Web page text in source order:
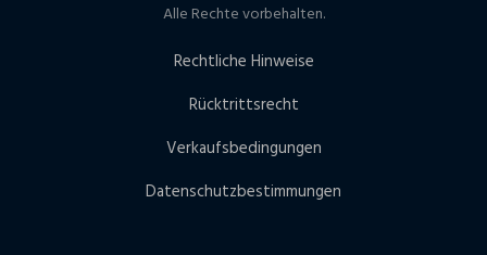
Alle Rechte vorbehalten.
Rechtliche Hinweise
Rücktrittsrecht
Verkaufsbedingungen
Datenschutzbestimmungen